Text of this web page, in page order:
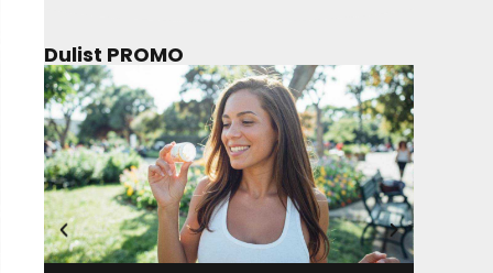
Dulist PROMO